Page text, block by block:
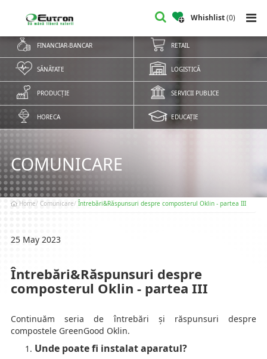
Whishlist(0)
FINANCIAR-BANCAR RETAIL
SĂNĂTATE LOGISTICĂ
PRODUCȚIE SERVICII PUBLICE
HORECA EDUCAȚIE
COMUNICARE
Home Comunicare Întrebări&Răspunsuri despre composterul Oklin - partea III
25 May 2023
Întrebări&Răspunsuri despre
composterul Oklin - partea III
Continuăm seria de întrebări și răspunsuri despre
compostele GreenGood Oklin.
Unde poate fi instalat aparatul?